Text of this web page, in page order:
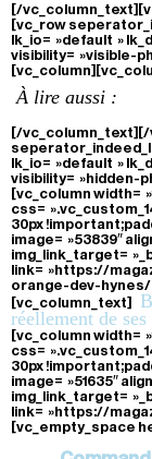
[/
[vc_row
lk_io= »default »
visibility= »visible-
À lire aussi :
[/
lk_io= »default »
visibility= »hidden-
[vc_column width=
css=
30px
image= »53839″
img_link_target=
link= »https://
orange-dev-hynes/
[vc_column_text]
réellement de
[vc_column width=
css=
30px
image= »51635″
img_link_target=
link= »https://
[vc_empty_space